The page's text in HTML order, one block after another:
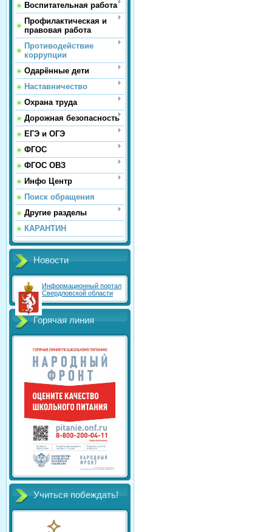
Воспитательная работа
Профилактическая и
правовая работа
Противодействие
коррупции
Одарённые дети
Наставничество
Охрана труда
Дорожная безопасность
ЕГЭ и ОГЭ
ФГОС
ФГОС ОВЗ
Инфо Центр
Поиск обращения
Другие разделы
КАРАНТИН
Новости
Информационный портал
Свердловской области
Горячая линия
Учиться побеждать!